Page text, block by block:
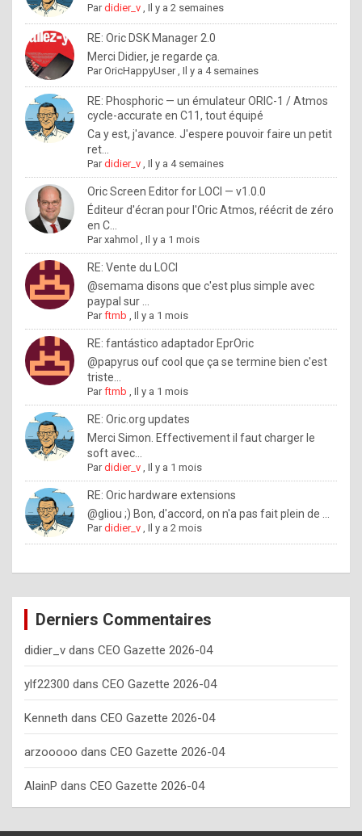
l
e
x
.
I
f
y
o
u
w
a
n
t
o
n
o
w
h
o
w
o
e
y
o
u
s
h
o
Pardidier_v ,Il y a 2 semaines
RE: Oric DSK Manager 2.0
Merci Didier, je regarde ça.
ParOricHappyUser,Il y a 4 semaines
RE: Phosphoric — un émulateur ORIC-1 / Atmos
cycle-accurate en C11, tout équipé
Ca y est, j'avance. J'espere pouvoir faire un petit
ret...
Pardidier_v ,Il y a 4 semaines
Oric Screen Editor for LOCI — v1.0.0
Éditeur d'écran pour l'Oric Atmos, réécrit de zéro
en C...
Parxahmol ,Il y a 1 mois
RE: Vente du LOCI
@semama disons que c'est plus simple avec
paypal sur ...
Parftmb ,Il y a 1 mois
RE: fantástico adaptador EprOric
@papyrus ouf cool que ça se termine bien c'est
triste...
Parftmb ,Il y a 1 mois
RE: Oric.org updates
Merci Simon. Effectivement il faut charger le
soft avec...
Pardidier_v ,Il y a 1 mois
RE: Oric hardware extensions
@gliou ;) Bon, d'accord, on n'a pas fait plein de ...
Pardidier_v ,Il y a 2 mois
Derniers Commentaires
didier_v dans CEO Gazette 2026-04
ylf22300 dans CEO Gazette 2026-04
Kenneth dans CEO Gazette 2026-04
arzooooo dans CEO Gazette 2026-04
AlainP dans CEO Gazette 2026-04